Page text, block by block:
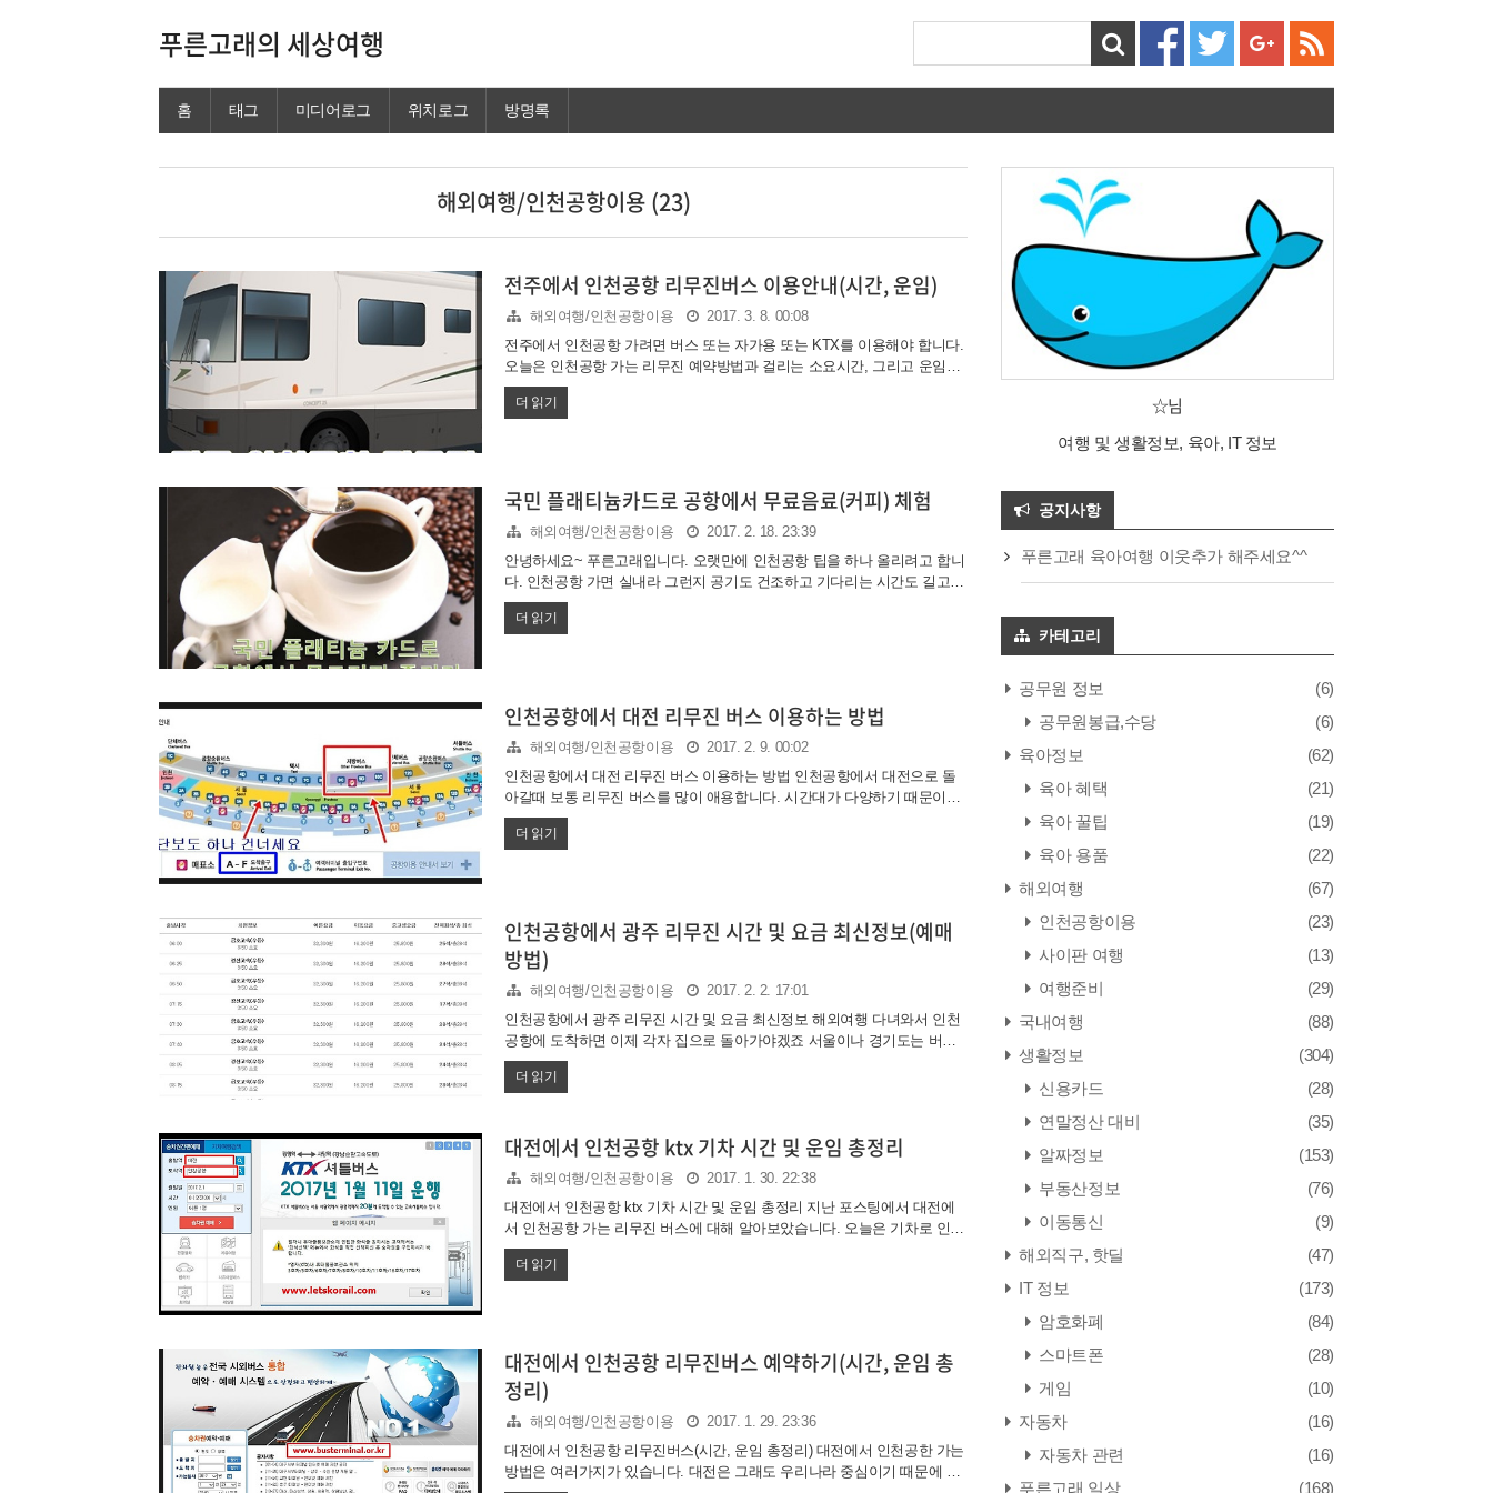
푸른고래의 세상여행
홈 태그 미디어로그 위치로그 방명록
해외여행/인천공항이용 (23)
전주에서 인천공항 리무진버스 이용안내(시간, 운임)
해외여행/인천공항이용
2017. 3. 8. 00:08
전주에서 인천공항 가려면 버스 또는 자가용 또는 KTX를 이용해야 합니다.
오늘은 인천공항 가는 리무진 예약방법과 걸리는 소요시간, 그리고 운임에
대해서 알아보려고 합니다. 전주에서 인천공항 리무진버스 예약(시간, 운
임) 버스 리무진은 인천공항갈때 보통 많이 이용하는 방법인데요. 전주에서
미널에서 인천공항 가는 버스를 알아보겠습니다. 시외버스터미널에서는 인
천공항 가는 버스가 하루 6회 운행됩니다. 새벽 3:00가 첫차구요 04:00,
06:00, 08:00, 11:00, 13:20분까지 6대인데요...
더 읽기
국민 플래티늄카드로 공항에서 무료음료(커피) 체험
해외여행/인천공항이용
2017. 2. 18. 23:39
안녕하세요~ 푸른고래입니다. 오랫만에 인천공항 팁을 하나 올리려고 합니
다. 인천공항 가면 실내라 그런지 공기도 건조하고 기다리는 시간도 길고
지치더라구요. 이럴때 우리에게 카페인을 주는 커피님이 필요한 것 같은데.
국민카드 플래티늄 카드가 있다면 키피를 무료로 드실수 있답니다. 자판기
다면 꼭 잊지말고 출국할때 입국할때 두번!(일1회, 월 3회) 챙겨드시기 바랍
니다. 물론 추가요금 지불하시면 다른 메뉴로 전환도 가능하다는 점 알아두
시면 좋겠네요 저도 저번에 출국할땐 정신 없어서 못 먹었는데 입국할때..
더 읽기
인천공항에서 대전 리무진 버스 이용하는 방법
해외여행/인천공항이용
2017. 2. 9. 00:02
인천공항에서 대전 리무진 버스 이용하는 방법 인천공항에서 대전으로 돌
아갈때 보통 리무진 버스를 많이 애용합니다. 시간대가 다양하기 때문이죠.
그리고 공항 도착해서 언제든 표를 발권해 탈 수 있다는 편리한 점도 있습
니다. 공항 ktx를 타기에는 거리도 조금 멀고 하루에 몇대 다니지 않거든요.
가 A-F가 있을거에요 지방행 리무진 타는 곳은 이 출구를 나와서 길을 한번
건너가야 합니다. 이때 서울가는 버스 승강장이 많은데 여기가 아니고 차도
를 한번 건너야해요 중요한건 지방행 버스 타는 곳이 공항 가운..
더 읽기
인천공항에서 광주 리무진 시간 및 요금 최신정보(예매
방법)
해외여행/인천공항이용
2017. 2. 2. 17:01
인천공항에서 광주 리무진 시간 및 요금 최신정보 해외여행 다녀와서 인천
공항에 도착하면 이제 각자 집으로 돌아가야겠죠 서울이나 경기도는 버스
도 많지만 지방은 그렇지 않다는거.. 불편하지만 어쩔수 없죠 인천공항에서
광주로 가는 대중교통은 크게 두가지 방법이 있습니다. 기차냐 버스냐.. 옵
면 캐리어도 있고 짐이 만만치 않잖아요.. 그래서 가장 쉽게들 이용하는 것
등버스라서 자리도 넓고 누워서 올 수 있으니 편리합니다. 그래서 인천공항
에서 광주로 가는 리무진 버스는 어디서 타고 시간은 어떻게 되는지..
더 읽기
대전에서 인천공항 ktx 기차 시간 및 운임 총정리
해외여행/인천공항이용
2017. 1. 30. 22:38
대전에서 인천공항 ktx 기차 시간 및 운임 총정리 지난 포스팅에서 대전에
서 인천공항 가는 리무진 버스에 대해 알아보았습니다. 오늘은 기차로 인천
공항 가는 방법에 대해 알아보려고 합니다 대전에서 인천공항 가는 기차는
KTX밖에 없습니다. 우리나라 고속열차 KTX죠. 물론 서울역에서 내려서 공
포스팅을 참고해주세요 대전에서 인천공항 리무진버스 예약하기(시간, 운
임 총정리) 기차 예매는 다 아실거에요. 우선 코레일 홈페이지를 검색해서
들어가시면 되구요. 직접 주소치고 들어가셔도 됩니다. 아니면 ..
더 읽기
대전에서 인천공항 리무진버스 예약하기(시간, 운임 총
정리)
해외여행/인천공항이용
2017. 1. 29. 23:36
대전에서 인천공항 리무진버스(시간, 운임 총정리) 대전에서 인천공한 가는
방법은 여러가지가 있습니다. 대전은 그래도 우리나라 중심이기 때문에 교
☆님
여행 및 생활정보, 육아, IT 정보
공지사항
푸른고래 육아여행 이웃추가 해주세요^^
카테고리
공무원 정보
(6)
공무원봉급,수당
(6)
육아정보
(62)
육아 혜택
(21)
육아 꿀팁
(19)
육아 용품
(22)
해외여행
(67)
인천공항이용
(23)
사이판 여행
(13)
여행준비
(29)
국내여행
(88)
생활정보
(304)
신용카드
(28)
연말정산 대비
(35)
알짜정보
(153)
부동산정보
(76)
이동통신
(9)
해외직구, 핫딜
(47)
IT 정보
(173)
암호화폐
(84)
스마트폰
(28)
게임
(10)
자동차
(16)
자동차 관련
(16)
푸른고래 일상
(168)